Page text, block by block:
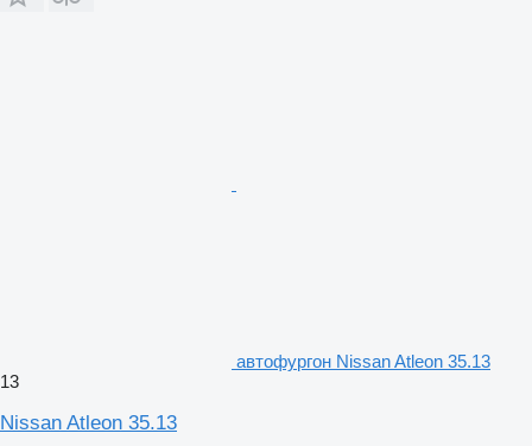
автофургон Nissan Atleon 35.13
13
Nissan Atleon 35.13